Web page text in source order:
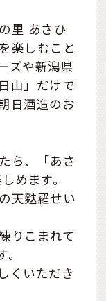
里 あさひ
楽しむこと
ズや新潟県
山」だけで
日酒造のお
ら、「あさ
めます。
天麩羅せい
りこまれて
くいただき